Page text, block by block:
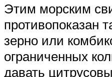
Этим морским
противопоказан
зерно или
ограниченных
давать